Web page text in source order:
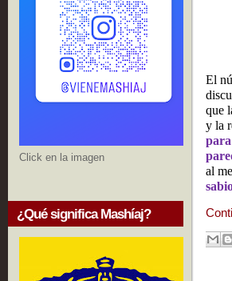
Click en la imagen
¿Qué significa Mashíaj?
El
que
y la
para
al